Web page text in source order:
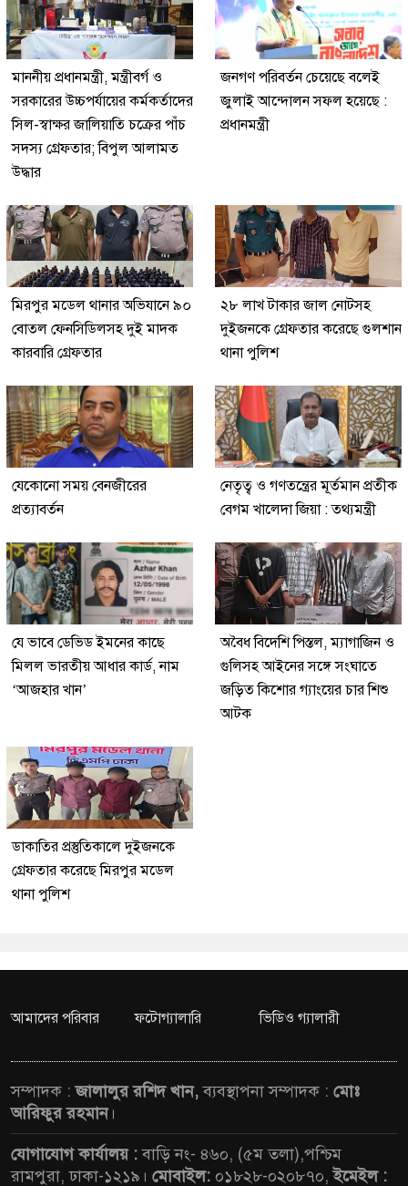
মাননীয় প্রধানমন্ত্রী, মন্ত্রীবর্গ ও
সরকারের উচ্চপর্যায়ের কর্মকর্তাদের
সিল-স্বাক্ষর জালিয়াতি চক্রের পাঁচ
সদস্য গ্রেফতার; বিপুল আলামত
উদ্ধার
জনগণ পরিবর্তন চেয়েছে বলেই
জুলাই আন্দোলন সফল হয়েছে :
প্রধানমন্ত্রী
মিরপুর মডেল থানার অভিযানে ৯০
বোতল ফেনসিডিলসহ দুই মাদক
কারবারি গ্রেফতার
২৮ লাখ টাকার জাল নোটসহ
দুইজনকে গ্রেফতার করেছে গুলশান
থানা পুলিশ
যেকোনো সময় বেনজীরের
প্রত্যাবর্তন
নেতৃত্ব ও গণতন্ত্রের মূর্তমান প্রতীক
বেগম খালেদা জিয়া : তথ্যমন্ত্রী
যে ভাবে ডেভিড ইমনের কাছে
মিলল ভারতীয় আধার কার্ড, নাম
‘আজহার খান’
অবৈধ বিদেশি পিস্তল, ম্যাগাজিন ও
গুলিসহ আইনের সঙ্গে সংঘাতে
জড়িত কিশোর গ্যাংয়ের চার শিশু
আটক
ডাকাতির প্রস্তুতিকালে দুইজনকে
গ্রেফতার করেছে মিরপুর মডেল
থানা পুলিশ
আমাদের পরিবার ফটোগ্যালারি ভিডিও গ্যালারী
সম্পাদক :জালালুর রশিদ খান,ব্যবস্থাপনা সম্পাদক : মোঃ
আরিফুর রহমান।
যোগাযোগ কার্যালয় :বাড়ি নং- ৪৬০, (৫ম তলা),পশ্চিম
রামপুরা, ঢাকা-১২১৯। মোবাইল: ০১৮২৮-০২০৮৭০,ইমেইল :